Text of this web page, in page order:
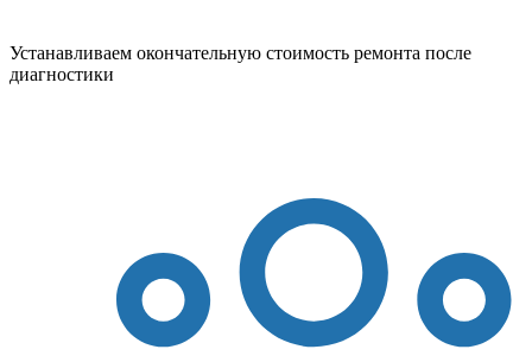
Устанавливаем окончательную стоимость ремонта после
диагностики